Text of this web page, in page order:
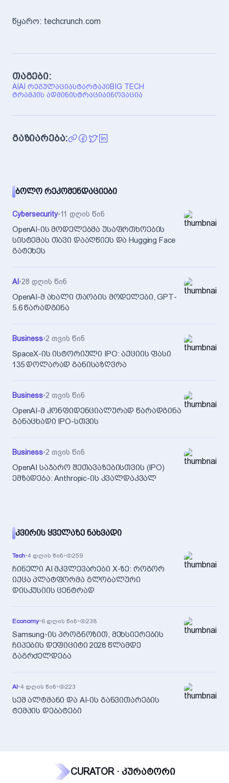
წყარო: techcrunch.com
თაგები:
AI AI ᲠᲔᲒᲣᲚᲐᲪᲘᲐᲡᲢᲐᲠᲢᲐᲞᲘBIG TECH
ᲢᲠᲐᲛᲞᲘᲡ ᲐᲓᲛᲘᲜᲘᲡᲢᲠᲐᲪᲘᲐᲘᲜᲝᲕᲐᲪᲘᲐ
გაზიარება:
ᲑᲝᲚᲝ ᲠᲔᲙᲝᲛᲔᲜᲓᲐᲪᲘᲔᲑᲘ
Cybersecurity•11 დღის წინ
OpenAI-ის მოდელებმა უსაფრთხოების
სისტემას თავი დააღწიეს და Hugging Face
გატეხეს
AI •28 დღის წინ
OpenAI-მ ახალი თაობის მოდელები, GPT-
5.6 წარადგინა
Business•2 თვის წინ
SpaceX-ის ისტორიული IPO: აქციის ფასი
135 დოლარად განისაზღვრა
Business•2 თვის წინ
OpenAI-მ კონფიდენციალურად წარადგინა
განაცხადი IPO-სთვის
Business•2 თვის წინ
OpenAI საჯარო შეთავაზებისთვის (IPO)
ემზადება: Anthropic-ის კვალდაკვალ
ᲙᲕᲘᲠᲘᲡ ᲧᲕᲔᲚᲐᲖᲔ ᲜᲐᲮᲕᲐᲓᲘ
Tech•4 დღის წინ• 259
ჩინელი AI მკვლევარები X-ზე: როგორ
იქცა პლატფორმა გლობალური
დისკუსიის ცენტრად
Economy•6 დღის წინ• 238
Samsung-ის პროგნოზით, მეხსიერების
ჩიპების დეფიციტი 2028 წლამდე
გაგრძელდება
AI•4 დღის წინ• 223
სემ ალტმანი და AI-ის განვითარების
ტემპის დებატები
CURATOR · კურატორი